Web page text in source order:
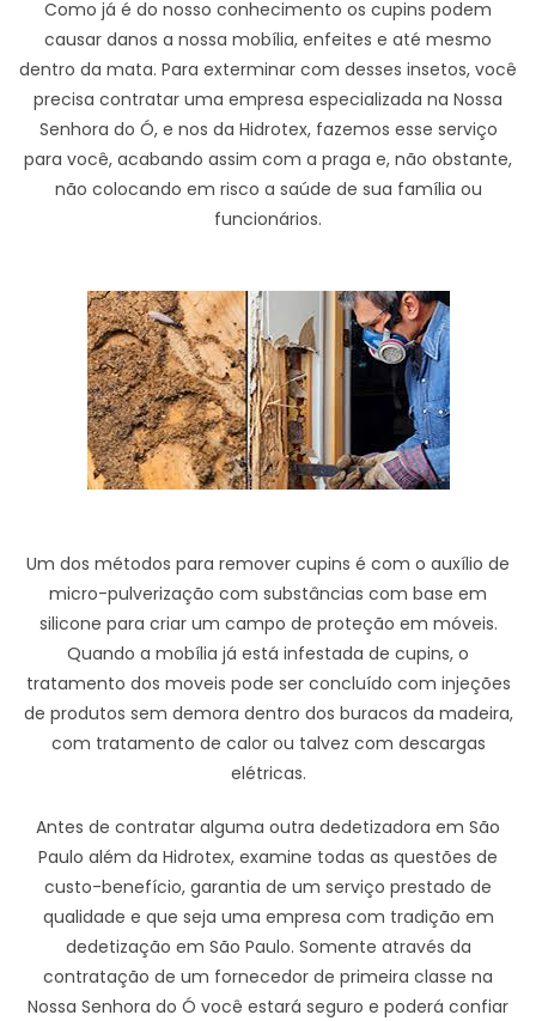
Como já é do nosso conhecimento os cupins podem
causar danos a nossa mobília, enfeites e até mesmo
dentro da mata. Para exterminar com desses insetos, você
precisa contratar uma empresa especializada na Nossa
Senhora do Ó, e nos da Hidrotex, fazemos esse serviço
para você, acabando assim com a praga e, não obstante,
não colocando em risco a saúde de sua família ou
funcionários.
Um dos métodos para remover cupins é com o auxílio de
micro-pulverização com substâncias com base em
silicone para criar um campo de proteção em móveis.
Quando a mobília já está infestada de cupins, o
tratamento dos moveis pode ser concluído com injeções
de produtos sem demora dentro dos buracos da madeira,
com tratamento de calor ou talvez com descargas
elétricas.
Antes de contratar alguma outra dedetizadora em São
Paulo além da Hidrotex, examine todas as questões de
custo-benefício, garantia de um serviço prestado de
qualidade e que seja uma empresa com tradição em
dedetização em São Paulo. Somente através da
contratação de um fornecedor de primeira classe na
Nossa Senhora do Ó você estará seguro e poderá confiar